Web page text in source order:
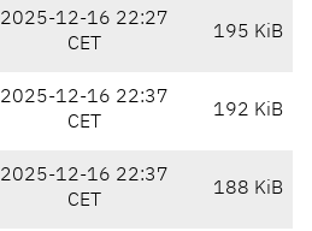
2025-12-16 22:27
CET
195 KiB
2025-12-16 22:37
CET
192 KiB
2025-12-16 22:37
CET
188 KiB